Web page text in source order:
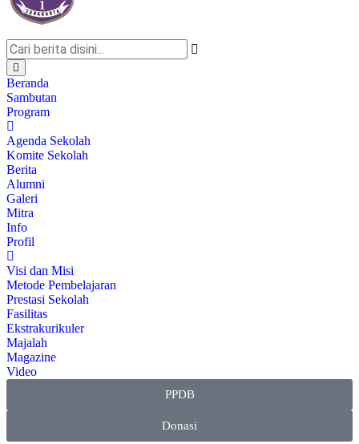
Beranda
Sambutan
Program
Agenda Sekolah
Komite Sekolah
Berita
Alumni
Galeri
Mitra
Info
Profil
Visi dan Misi
Metode Pembelajaran
Prestasi Sekolah
Fasilitas
Ekstrakurikuler
Majalah
Magazine
Video
PPDB
Donasi